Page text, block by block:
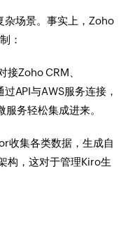
杂场景。事实上，Zoho
：
接Zoho CRM、
API与AWS服务连接，
务轻松集成进来。
收集各类数据，生成自
构，这对于管理Kiro生